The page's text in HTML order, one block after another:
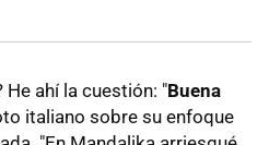
ahí la cuestión: "Buena
italiano sobre su enfoque